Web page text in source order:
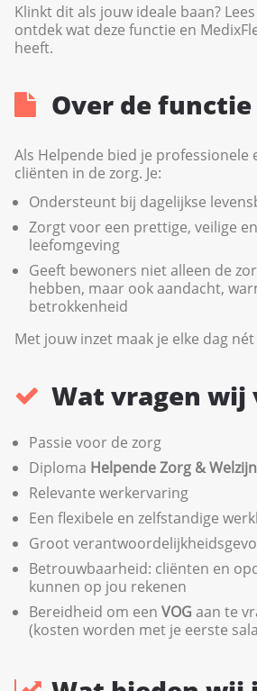
Klinkt dit als jouw ideale baan?
ontdek wat deze functie en
heeft.
Over de functie
Als Helpende bied je professionele
cliënten in de zorg. Je:
Ondersteunt bij dagelijkse
Zorgt voor een prettige, veilige
leefomgeving
Geeft bewoners niet alleen de
hebben, maar ook aandacht,
betrokkenheid
Met jouw inzet maak je elke dag
Wat vragen wij
Passie voor de zorg
Diploma Helpende Zorg &
Relevante werkervaring
Een flexibele en zelfstandige
Groot
Betrouwbaarheid: cliënten en
kunnen op jou rekenen
Bereidheid om een VOG aan te
(kosten worden met je eerste